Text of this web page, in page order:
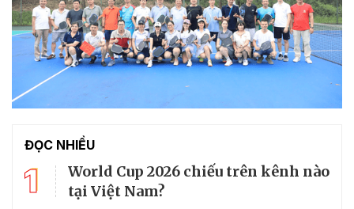
ĐỌC NHIỀU
1
World Cup 2026 chiếu trên kênh nào
tại Việt Nam?